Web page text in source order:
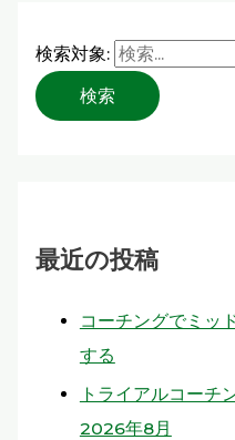
検索対象:
最近の投稿
コーチングでミッ
する
トライアルコーチ
2026年8月